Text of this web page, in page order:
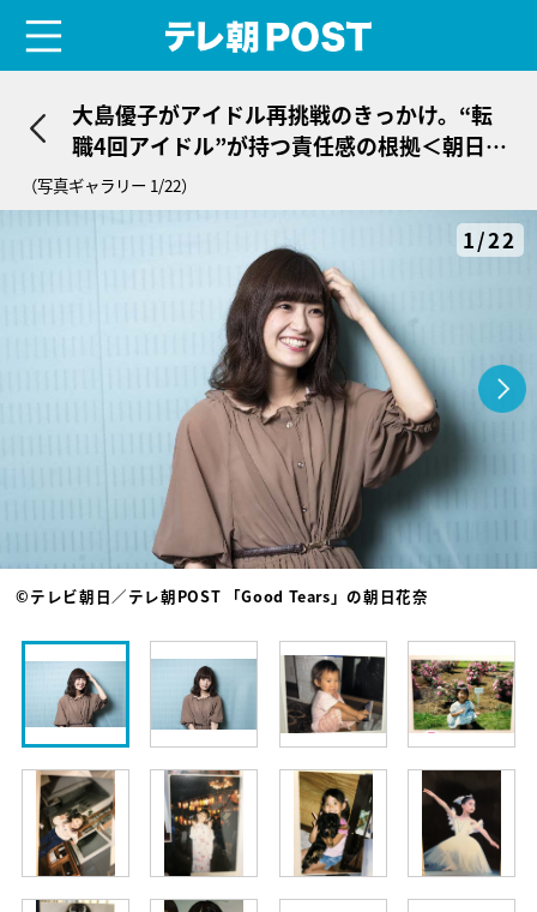
大島優子がアイドル再挑戦のきっかけ。“転
職4回アイドル”が持つ責任感の根拠＜朝日花
奈＞
（写真ギャラリー 1/22）
1/22
©テレビ朝日／テレ朝POST 「Good Tears」の朝日花奈